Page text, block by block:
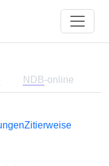
NDB-online
Zitierweise